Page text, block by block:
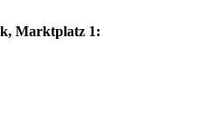
Marktplatz 1: